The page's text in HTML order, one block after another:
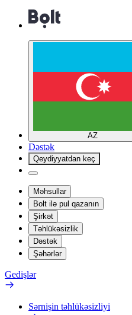
AZ
Dəstək
Qeydiyyatdan keç
Məhsullar
Bolt ilə pul qazanın
Şirkət
Təhlükəsizlik
Dəstək
Şəhərlər
Gedişlər
Sərnişin təhlükəsizliyi